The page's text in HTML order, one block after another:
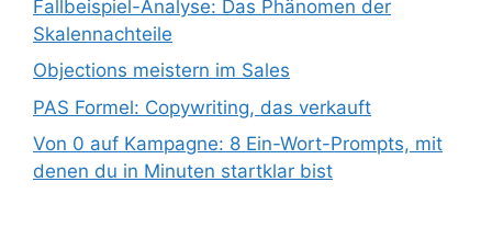
Fallbeispiel-Analyse: Das Phänomen der
Skalennachteile
Objections meistern im Sales
PAS Formel: Copywriting, das verkauft
Von 0 auf Kampagne: 8 Ein-Wort-Prompts, mit
denen du in Minuten startklar bist